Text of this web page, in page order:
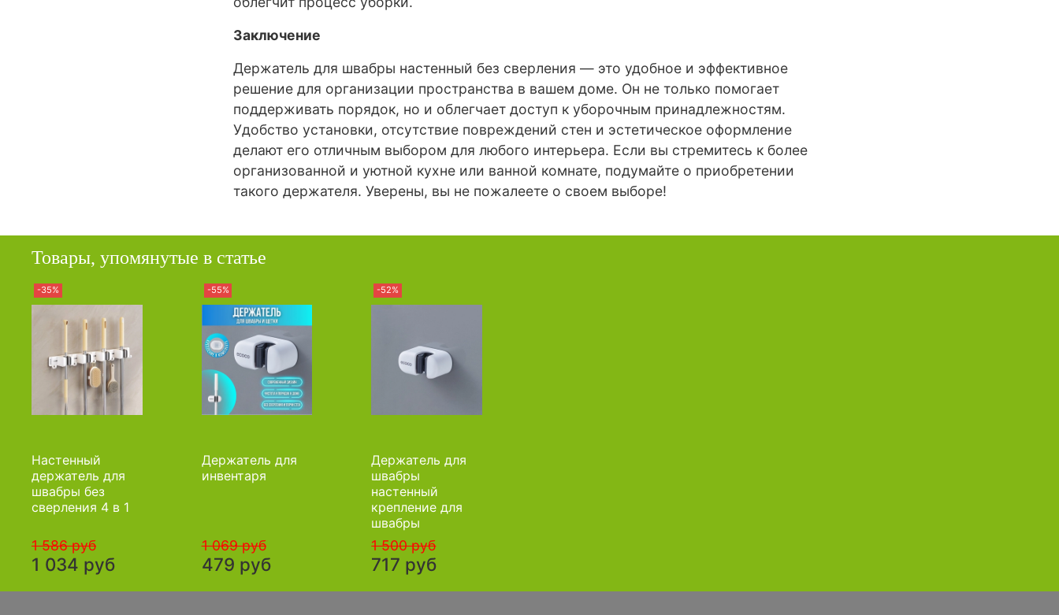
Заключение
Держатель для швабры настенный без сверления — это удобное и эффективное
решение для организации пространства в вашем доме. Он не только помогает
поддерживать порядок, но и облегчает доступ к уборочным принадлежностям.
Удобство установки, отсутствие повреждений стен и эстетическое оформление
делают его отличным выбором для любого интерьера. Если вы стремитесь к более
организованной и уютной кухне или ванной комнате, подумайте о приобретении
такого держателя. Уверены, вы не пожалеете о своем выборе!
Товары, упомянутые в статье
-35%
Настенный
держатель для
швабры без
сверления 4 в 1
1 586 руб
1 034 руб
-55%
Держатель для
инвентаря
1 069 руб
479 руб
-52%
Держатель для
швабры
настенный
крепление для
швабры
1 500 руб
717 руб